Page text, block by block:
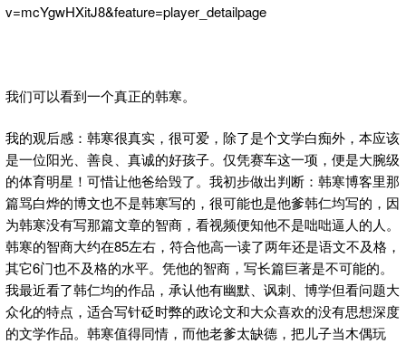
v=mcYgwHXitJ8&feature=player_detailpage
我们可以看到一个真正的韩寒。
我的观后感：韩寒很真实，很可爱，除了是个文学白痴外，本应该
是一位阳光、善良、真诚的好孩子。仅凭赛车这一项，便是大腕级
的体育明星！可惜让他爸给毁了。我初步做出判断：韩寒博客里那
篇骂白烨的博文也不是韩寒写的，很可能也是他爹韩仁均写的，因
为韩寒没有写那篇文章的智商，看视频便知他不是咄咄逼人的人。
韩寒的智商大约在85左右，符合他高一读了两年还是语文不及格，
其它6门也不及格的水平。凭他的智商，写长篇巨著是不可能的。
我最近看了韩仁均的作品，承认他有幽默、讽刺、博学但看问题大
众化的特点，适合写针砭时弊的政论文和大众喜欢的没有思想深度
的文学作品。韩寒值得同情，而他老爹太缺德，把儿子当木偶玩